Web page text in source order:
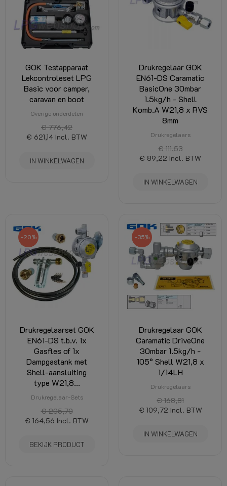
GOK Testapparaat
Lekcontroleset LPG
Basic voor camper,
caravan en boot
Overige onderdelen
€ 776,42
€ 621,14 Incl. BTW
IN WINKELWAGEN
Drukregelaar GOK
EN61-DS Caramatic
BasicOne 30mbar
1.5kg/h - Shell
Komb.A W21,8 x RVS
8mm
Drukregelaars
€ 111,53
€ 89,22 Incl. BTW
IN WINKELWAGEN
-20%
Drukregelaarset GOK
EN61-DS t.b.v. 1x
Gasfles of 1x
Dampgastank met
Shell-aansluiting
type W21,8...
Drukregelaar-Sets
€ 205,70
€ 164,56 Incl. BTW
BEKIJK PRODUCT
-35%
Drukregelaar GOK
Caramatic DriveOne
30mbar 1.5kg/h -
105° Shell W21,8 x
1/14LH
Drukregelaars
€ 168,81
€ 109,72 Incl. BTW
IN WINKELWAGEN